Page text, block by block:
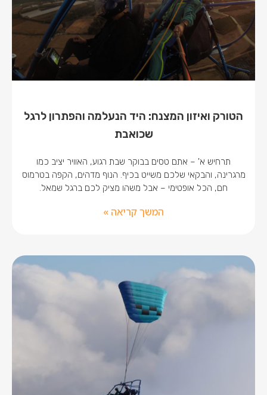
הטורק ואיזון המצנח: היד הנעלמה והפתרון לרגל
שכואבת
תרחיש א' – אתם טסים בבוקר שבת רגוע, האוויר יציב כמו
מרגרינה, והבקאי שלכם משייט בכיף. הנוף מדהים, הקפה בטרמוס
חם, הכל אופטימי – אבל משהו מציק לכם ברגל שמאל.
המשך קריאה »